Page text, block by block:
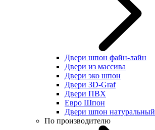
Двери шпон файн-лайн
Двери из массива
Двери эко шпон
Двери 3D-Graf
Двери ПВХ
Евро Шпон
Двери шпон натуральный
По производителю